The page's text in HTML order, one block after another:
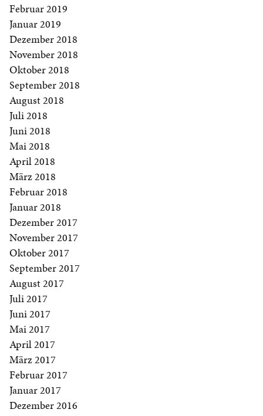
Februar 2019
Januar 2019
Dezember 2018
November 2018
Oktober 2018
September 2018
August 2018
Juli 2018
Juni 2018
Mai 2018
April 2018
März 2018
Februar 2018
Januar 2018
Dezember 2017
November 2017
Oktober 2017
September 2017
August 2017
Juli 2017
Juni 2017
Mai 2017
April 2017
März 2017
Februar 2017
Januar 2017
Dezember 2016